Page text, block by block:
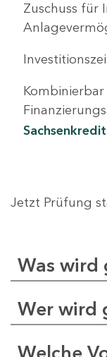
Zuschuss für
Jetzt Prüfung
Was wird
Wer wird
Welche